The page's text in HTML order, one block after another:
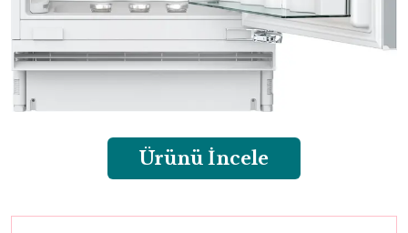
Ürünü İncele